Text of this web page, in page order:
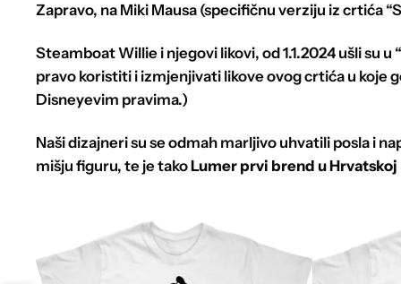
Zapravo, na Miki Mausa (specifičnu verziju iz crtića
Steamboat Willie i njegovi likovi, od 1.1.2024 ušli su
pravo koristiti i izmjenjivati likove ovog crtića u koje
Disneyevim pravima.)
Naši dizajneri su se odmah marljivo uhvatili posla i
mišju figuru, te je takoLumer prvi brend u Hrvatskoj